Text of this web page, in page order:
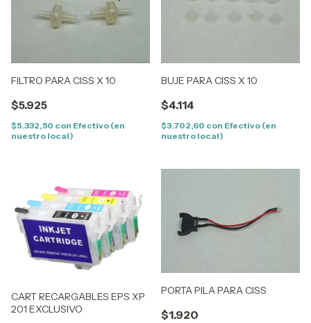
FILTRO PARA CISS X 10
$5.925
$5.332,50 con Efectivo (en
nuestro local)
BUJE PARA CISS X 10
$4.114
$3.702,60 con Efectivo (en
nuestro local)
CART RECARGABLES EPS XP
201 EXCLUSIVO
PORTA PILA PARA CISS
$1.920